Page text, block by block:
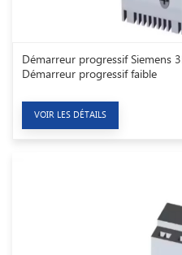
Démarreur progressif Siemens
Démarreur progressif faible
VOIR LES DÉTAILS